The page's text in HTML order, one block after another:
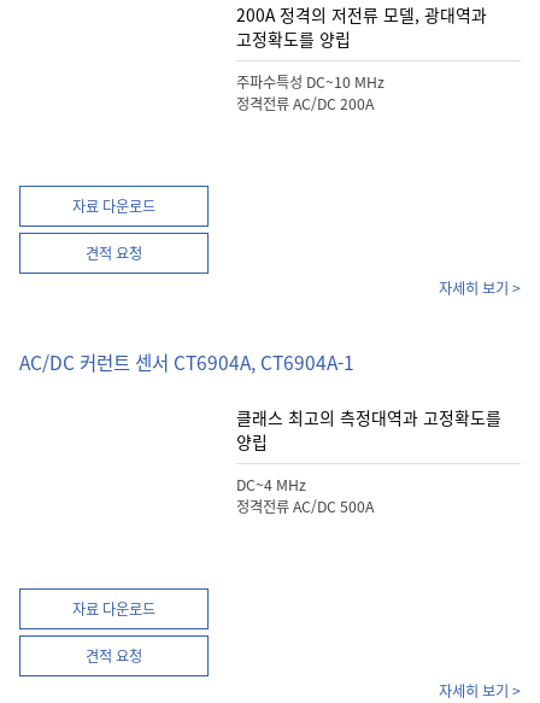
자료 다운로드
견적 요청
200A 정격의 저전류 모델, 광대역과
고정확도를 양립
주파수특성 DC~10 MHz
정격전류 AC/DC 200A
자세히 보기 >
AC/DC 커런트 센서 CT6904A, CT6904A-1
자료 다운로드
견적 요청
클래스 최고의 측정대역과 고정확도를
양립
DC~4 MHz
정격전류 AC/DC 500A
자세히 보기 >